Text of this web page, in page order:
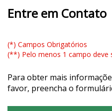
Entre em Contato
(*) Campos Obrigatórios
(**) Pelo menos 1 campo deve
Para obter mais
favor, preencha o